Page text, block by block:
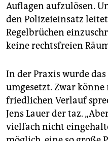
Auflagen aufzulösen.
den Polizeieinsatz
Regelbrüchen
keine rechtsfreien
In der Praxis wurde
umgesetzt. Zwar
friedlichen Verlauf
Jens Lauer der taz.
vielfach nicht